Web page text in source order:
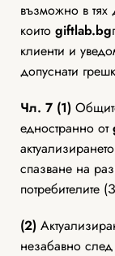
възможно в
които giftlab.bg
клиенти и
допуснати
Чл. 7 (1)
едностранно от
спазване на
потребителите
(2)
незабавно